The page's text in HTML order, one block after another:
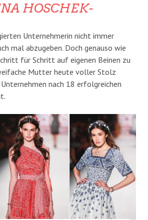
HOSCHEK-
Unternehmerin nicht immer
mal abzugeben. Doch genauso wie
für Schritt auf eigenen Beinen zu
Mutter heute voller Stolz
Unternehmen nach 18 erfolgreichen